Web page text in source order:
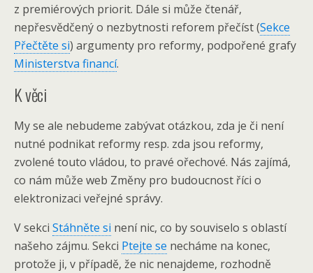
z premiérových priorit. Dále si může čtenář,
nepřesvědčený o nezbytnosti reforem přečíst (Sekce
Přečtěte si) argumenty pro reformy, podpořené grafy
Ministerstva financí.
K věci
My se ale nebudeme zabývat otázkou, zda je či není
nutné podnikat reformy resp. zda jsou reformy,
zvolené touto vládou, to pravé ořechové. Nás zajímá,
co nám může web Změny pro budoucnost říci o
elektronizaci veřejné správy.
V sekci Stáhněte si není nic, co by souviselo s oblastí
našeho zájmu. Sekci Ptejte se necháme na konec,
protože ji, v případě, že nic nenajdeme, rozhodně